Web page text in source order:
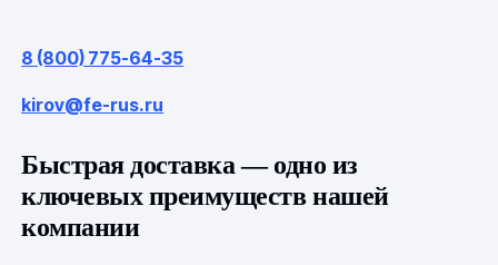
8 (800) 775-64-35
kirov@fe-rus.ru
Быстрая доставка — одно из
ключевых преимуществ нашей
компании